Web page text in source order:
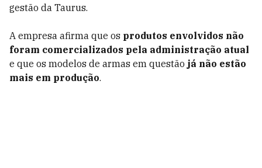
gestão da Taurus.
A empresa afirma que os produtos envolvidos não
foram comercializados pela administração atual
e que os modelos de armas em questão já não estão
mais em produção.